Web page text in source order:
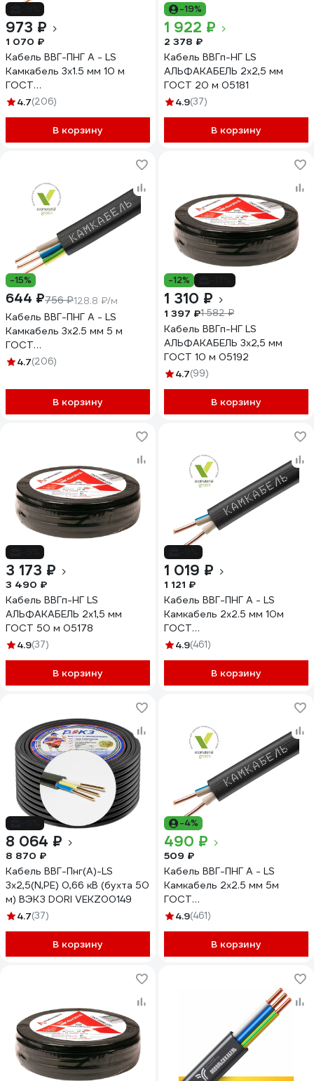
973 ₽
1 070 ₽
Кабель ВВГ-ПНГ А - LS
Камкабель 3x1.5 мм 10 м
ГОСТ
1157К30FG00070А0010М
4.7(206)
В корзину
-19%
1 922 ₽
2 378 ₽
Кабель ВВГп-НГ LS
АЛЬФАКАБЕЛЬ 2х2,5 мм
ГОСТ 20 м 05181
4.9(37)
В корзину
-15%
644 ₽756 ₽128.8 ₽/м
Кабель ВВГ-ПНГ А - LS
Камкабель 3x2.5 мм 5 м
ГОСТ
1157К30HG00070А0005М
4.7(206)
В корзину
-12%
1 310 ₽
1 397 ₽1 582 ₽
Кабель ВВГп-НГ LS
АЛЬФАКАБЕЛЬ 3х2,5 мм
ГОСТ 10 м 05192
4.7(99)
В корзину
3 173 ₽
3 490 ₽
Кабель ВВГп-НГ LS
АЛЬФАКАБЕЛЬ 2х1,5 мм
ГОСТ 50 м 05178
4.9(37)
В корзину
1 019 ₽
1 121 ₽
Кабель ВВГ-ПНГ А - LS
Камкабель 2x2.5 мм 10м
ГОСТ
1157К20HD00070А0010М
4.9(461)
В корзину
8 064 ₽
8 870 ₽
Кабель ВВГ-Пнг(А)-LS
3х2,5(N,PE) 0,66 кВ (бухта 50
м) ВЭКЗ DORI VEKZ00149
4.7(37)
В корзину
-4%
490 ₽
509 ₽
Кабель ВВГ-ПНГ А - LS
Камкабель 2x2.5 мм 5м
ГОСТ
1157К20HD00070А0005М
4.9(461)
В корзину